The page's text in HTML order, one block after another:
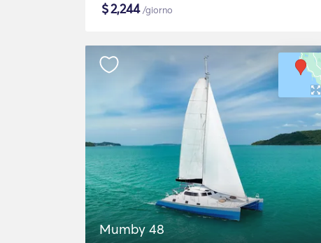
$2,244/giorno
Mumby 48